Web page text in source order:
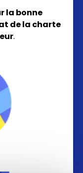
r la bonne
de la charte
.